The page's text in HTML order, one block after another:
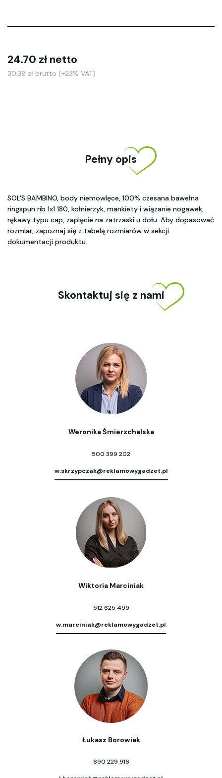
24.70 zł netto
30.38 zł brutto (+23% VAT)
Pełny opis
SOL'S BAMBINO, body niemowlęce, 100% czesana bawełna
ringspun rib 1x1 180, kołnierzyk, mankiety i wiązanie nogawek,
rękawy typu cap, zapięcie na zatrzaski u dołu. Aby dopasować
rozmiar, zapoznaj się z tabelą rozmiarów w sekcji
dokumentacji produktu.
Skontaktuj się z nami
Weronika Śmierzchalska
500 399 202
w.skrzypczak@reklamowygadzet.pl
Wiktoria Marciniak
512 625 499
w.marciniak@reklamowygadzet.pl
Łukasz Borowiak
690 229 916